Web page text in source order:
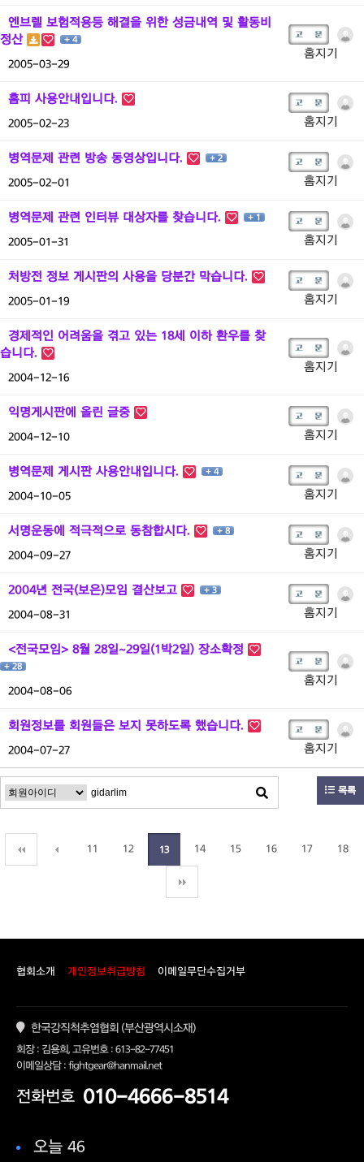
엔브렐 보험적용등 해결을 위한 성금내역 및 활동비
정산
+ 4
2005-03-29
홈지기
홈피 사용안내입니다.
2005-02-23 홈지기
병역문제 관련 방송 동영상입니다. + 2
2005-02-01 홈지기
병역문제 관련 인터뷰 대상자를 찾습니다. + 1
2005-01-31 홈지기
처방전 정보 게시판의 사용을 당분간 막습니다.
2005-01-19 홈지기
경제적인 어려움을 겪고 있는 18세 이하 환우를 찾
습니다.
2004-12-16
홈지기
익명게시판에 올린 글중
2004-12-10 홈지기
병역문제 게시판 사용안내입니다. + 4
2004-10-05 홈지기
서명운동에 적극적으로 동참합시다. + 8
2004-09-27 홈지기
2004년 전국(보은)모임 결산보고 + 3
2004-08-31 홈지기
<전국모임> 8월 28일~29일(1박2일) 장소확정
+ 28
2004-08-06
홈지기
회원정보를 회원들은 보지 못하도록 했습니다.
2004-07-27 홈지기
목록
11 12 13 14 15 16 17 18
협회소개 개인정보취급방침 이메일무단수집거부
한국강직척추염협회 (부산광역시소재)
회장 : 김용희, 고유번호 : 613-82-77451
이메일상담 : fightgear@hanmail.net
전화번호 010-4666-8514
오늘 46